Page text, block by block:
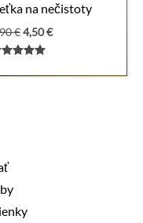
na nečistoty
€ Pôvodná
cena
5,90 €.
4,50€Aktuálna
4,50 €.